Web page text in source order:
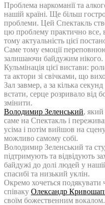
Проблема наркоманії та
нашій країні. Ще більш
проблеми. Цей Спектакль
цю проблему практично все,
тому актуальність цієї
Саме тому емоції
залишаючи байдужим нікого.
Кульмінація цієї вистави:
та актори зі свічками, що
Зал завмер, а за кілька
встати, серце розривало від
змінити.
Володимир Зеленський, який
саме на Спектакль і
усіма і потім вийшов на
можливо самому собі.
Володимир Зеленський та
підтримують та відвідують
байдужі до долі людей у
спасибі та низький уклін.
Окремо хочеться подякувати
співаку Олександр
своїм божественним вокалом.